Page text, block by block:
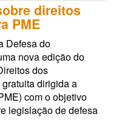
direitos
PME
Defesa do
nova edição do
dos
dirigida a
com o objetivo
legislação de defesa